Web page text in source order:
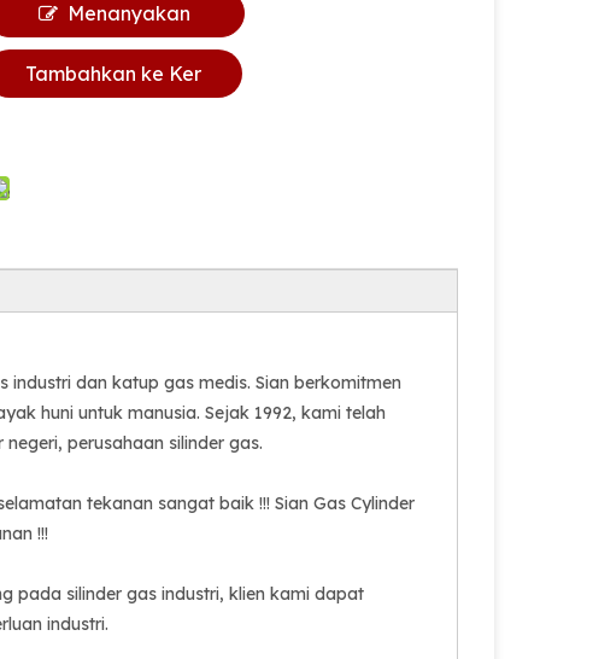
Menanyakan
Tambahkan ke Ker
dan katup gas medis. Sian berkomitmen
huni untuk manusia. Sejak 1992, kami telah
perusahaan silinder gas.
tekanan sangat baik !!! Sian Gas Cylinder
!!!
pada silinder gas industri, klien kami dapat
industri.